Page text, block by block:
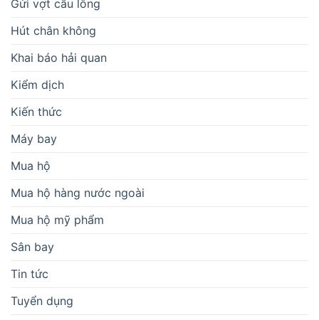
Gửi vợt cầu lông
Hút chân không
Khai báo hải quan
Kiểm dịch
Kiến thức
Máy bay
Mua hộ
Mua hộ hàng nước ngoài
Mua hộ mỹ phẩm
Sân bay
Tin tức
Tuyển dụng